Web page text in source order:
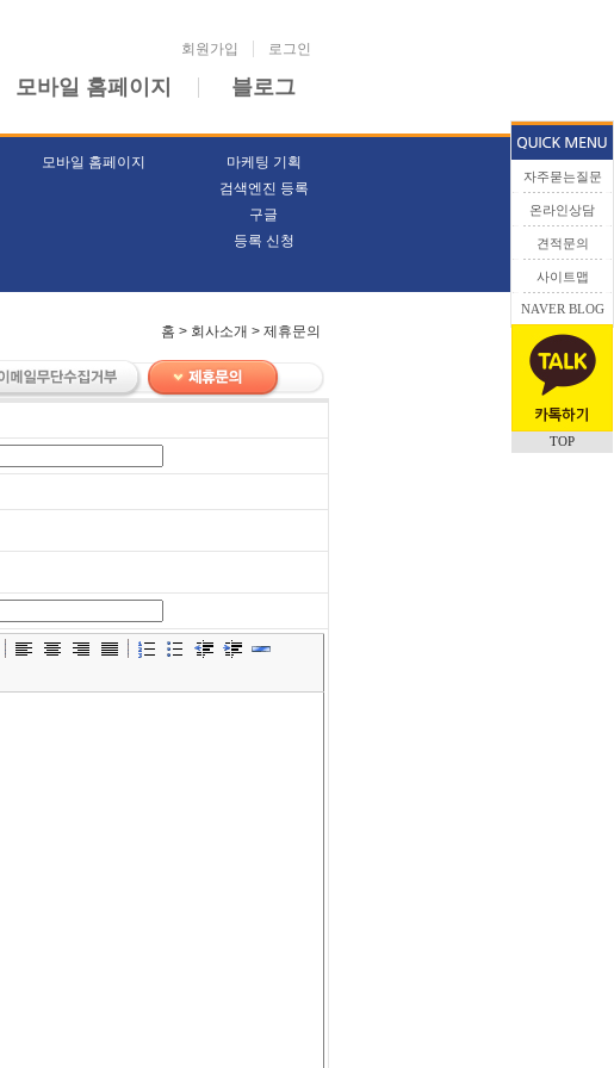
회원가입 로그인
모바일 홈페이지 블로그
모바일 홈페이지
마케팅 기획
검색엔진 등록
구글
등록 신청
홈 > 회사소개 > 제휴문의
자주묻는질문
온라인상담
견적문의
사이트맵
NAVER BLOG
TOP